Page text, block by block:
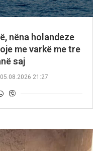
nëna holandeze
me varkë me tre
saj
05.08.2026 21:27